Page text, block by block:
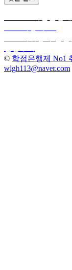
글
색
© 학점은행제 No1
wlgh113@naver.com